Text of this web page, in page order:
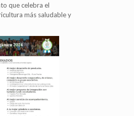
que celebra el
más saludable y